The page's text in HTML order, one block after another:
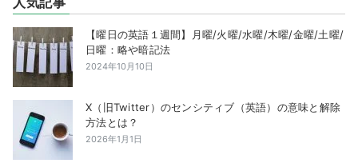
【曜日の英語１週間】月曜/火曜/水曜/木曜/金曜/土曜/
日曜：略や暗記法
2024年10月10日
X（旧Twitter）のセンシティブ（英語）の意味と解除
方法とは？
2026年1月1日